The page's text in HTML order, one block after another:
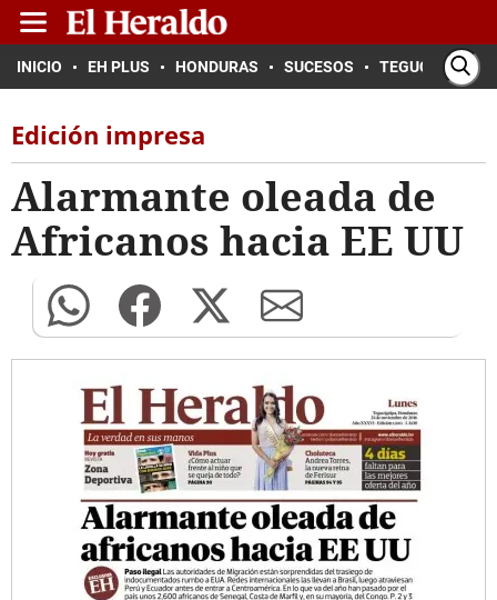
INICIO EH PLUS HONDURAS SUCESOS TEGUCIGALPA
Edición impresa
Alarmante oleada de
Africanos hacia EE UU